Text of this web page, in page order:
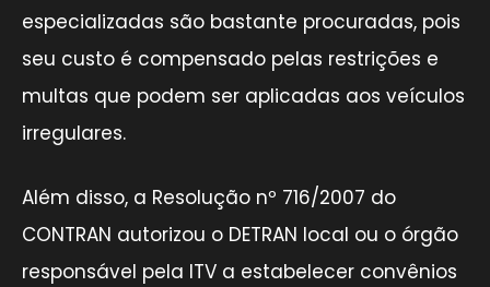
especializadas são bastante procuradas, pois
seu custo é compensado pelas restrições e
multas que podem ser aplicadas aos veículos
irregulares.
Além disso, a Resolução nº 716/2007 do
CONTRAN autorizou o DETRAN local ou o órgão
responsável pela ITV a estabelecer convênios